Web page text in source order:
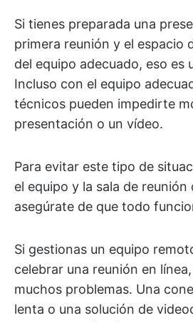
Si tienes preparada una
primera reunión y el espacio
del equipo adecuado, eso es
Incluso con el equipo
técnicos pueden impedirte
presentación o un vídeo.
Para evitar este tipo de
el equipo y la sala de
asegúrate de que todo
Si gestionas un equipo
celebrar una reunión en
muchos problemas. Una
lenta o una solución de